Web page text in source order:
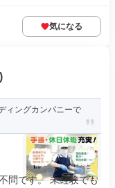
気になる
ィングカンパニーで
問です。 未経験でも